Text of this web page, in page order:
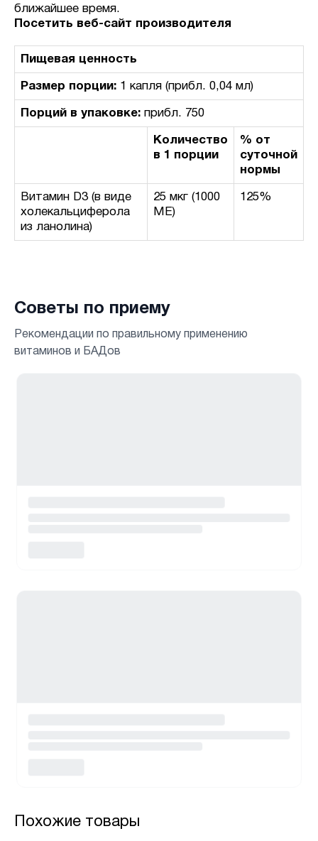
ближайшее время.
Посетить веб-сайт производителя
Пищевая ценность
Размер порции: 1 капля (прибл. 0,04 мл)
Порций в упаковке: прибл. 750
Количество
в 1 порции
% от
суточной
нормы
Витамин D3 (в виде
холекальциферола
из ланолина)
25 мкг (1000
МЕ)
125%
Советы по приему
Рекомендации по правильному применению
витаминов и БАДов
Похожие товары